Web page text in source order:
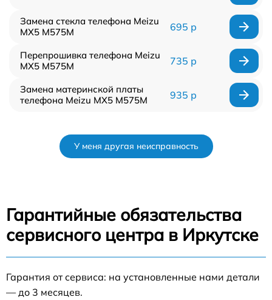
Замена стекла телефона Meizu
MX5 M575M
695 р
Перепрошивка телефона Meizu
MX5 M575M
735 р
Замена материнской платы
телефона Meizu MX5 M575M
935 р
У меня другая неисправность
Гарантийные обязательства
сервисного центра в Иркутске
Гарантия от сервиса: на установленные нами детали
— до 3 месяцев.